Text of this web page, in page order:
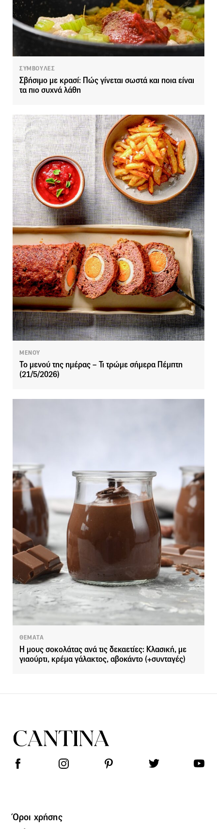
ΣΥΜΒΟΥΛΕΣ
Σβήσιμο με κρασί: Πώς γίνεται σωστά και ποια είναι
τα πιο συχνά λάθη
ΜΕΝΟΥ
Το μενού της ημέρας – Τι τρώμε σήμερα Πέμπτη
(21/5/2026)
ΘΕΜΑΤΑ
Η μους σοκολάτας ανά τις δεκαετίες: Κλασική, με
γιαούρτι, κρέμα γάλακτος, αβοκάντο (+συνταγές)
Όροι χρήσης